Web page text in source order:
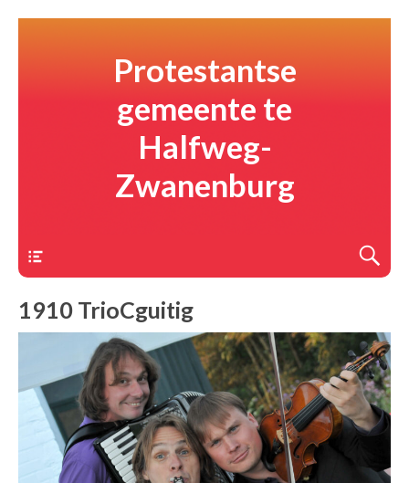
Protestantse
gemeente te
Halfweg-
Zwanenburg
1910 TrioCguitig